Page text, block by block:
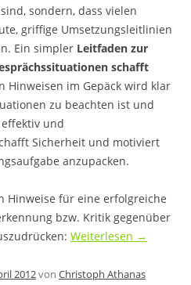
sondern, dass vielen
griffige Umsetzungsleitlinien
Ein simpler Leitfaden zur
schafft
Hinweisen im Gepäck wird klar
zu beachten ist und
und
Sicherheit und motiviert
anzupacken.
Hinweise für eine erfolgreiche
bzw. Kritik gegenüber
Weiterlesen →
2012von Christoph Athanas